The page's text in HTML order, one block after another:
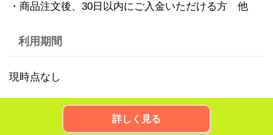
・商品注文後、30日以内にご入金いただける方 他
利用期間
現時点なし
詳しく見る